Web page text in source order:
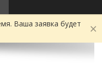
Ваша заявка будет